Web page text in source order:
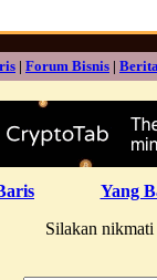
| Forum Bisnis |
Yang
Silakan nikmati